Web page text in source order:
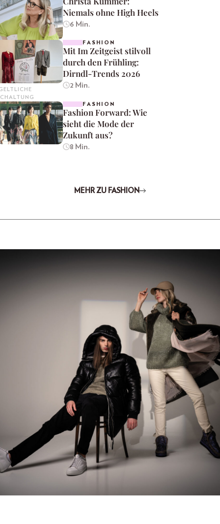
Niemals ohne High Heels
6 Min.
FASHION
Mit Im Zeitgeist stilvoll
durch den Frühling:
Dirndl-Trends 2026
2 Min.
FASHION
Fashion Forward: Wie
sieht die Mode der
Zukunft aus?
8 Min.
MEHR ZU FASHION